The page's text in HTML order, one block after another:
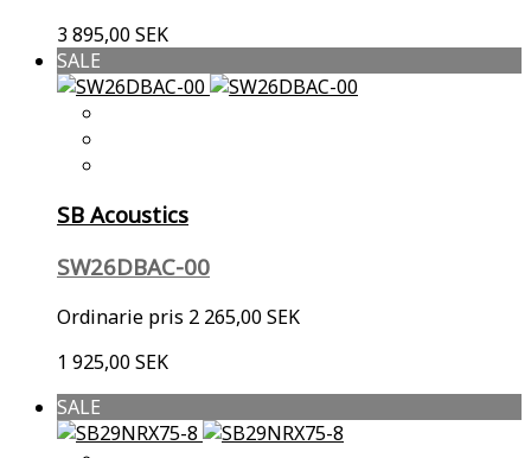
3 895,00 SEK
SALE
SB Acoustics
SW26DBAC-00
Ordinarie pris 2 265,00 SEK
1 925,00 SEK
SALE